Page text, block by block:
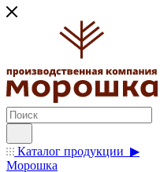
Каталог продукции ▶
Морошка